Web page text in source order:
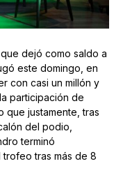
dejó como saldo a
este domingo, en
con casi un millón y
participación de
que justamente, tras
del podio,
terminó
tras más de 8